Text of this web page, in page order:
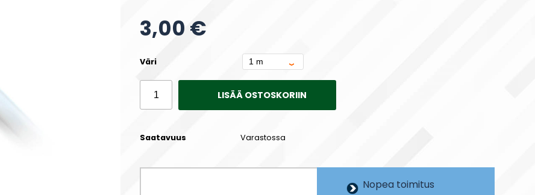
3,00 €
Väri
LISÄÄ OSTOSKORIIN
Saatavuus Varastossa
Nopea toimitus